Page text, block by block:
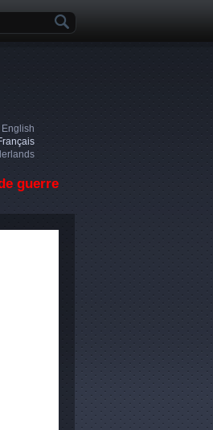
recherche
English
guerre